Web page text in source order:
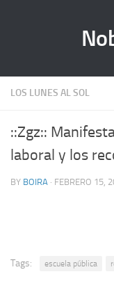
LOS LUNES AL SOL
::Zgz::
laboral y los
BY BOIRA · FEBRERO 15,
Tags: escuela pública